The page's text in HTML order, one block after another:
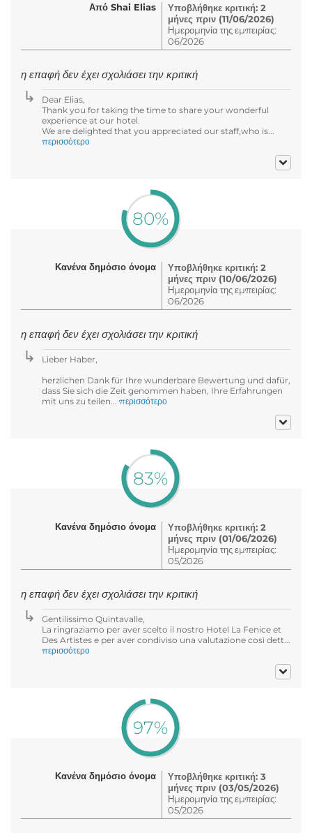
Από Shai Elias
Υποβλήθηκε κριτική: 2
μήνες πριν (11/06/2026)
Ημερομηνία της εμπειρίας:
06/2026
η επαφή δεν έχει σχολιάσει την κριτική
Dear Elias,
Thank you for taking the time to share your wonderful
experience at our hotel.
We are delighted that you appreciated our staff,who is...
περισσότερο
80%
Κανένα δημόσιο όνομα
Υποβλήθηκε κριτική: 2
μήνες πριν (10/06/2026)
Ημερομηνία της εμπειρίας:
06/2026
η επαφή δεν έχει σχολιάσει την κριτική
Lieber Haber,
herzlichen Dank für Ihre wunderbare Bewertung und dafür,
dass Sie sich die Zeit genommen haben, Ihre Erfahrungen
mit uns zu teilen... περισσότερο
83%
Κανένα δημόσιο όνομα
Υποβλήθηκε κριτική: 2
μήνες πριν (01/06/2026)
Ημερομηνία της εμπειρίας:
05/2026
η επαφή δεν έχει σχολιάσει την κριτική
Gentilissimo Quintavalle,
La ringraziamo per aver scelto il nostro Hotel La Fenice et
Des Artistes e per aver condiviso una valutazione così dett...
περισσότερο
97%
Κανένα δημόσιο όνομα
Υποβλήθηκε κριτική: 3
μήνες πριν (03/05/2026)
Ημερομηνία της εμπειρίας:
05/2026